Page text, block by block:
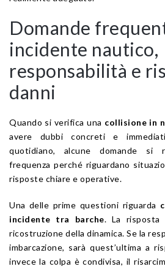
Domande
incidente nautico,
responsabilità e
danni
Quando si verifica una collisione in
avere dubbi concreti e
quotidiano, alcune domande si
frequenza perché riguardano
risposte chiare e operative.
Una delle prime questioni riguarda
incidente tra barche. La risposta
ricostruzione della dinamica. Se la
imbarcazione, sarà quest’ultima a
invece la colpa è condivisa, il